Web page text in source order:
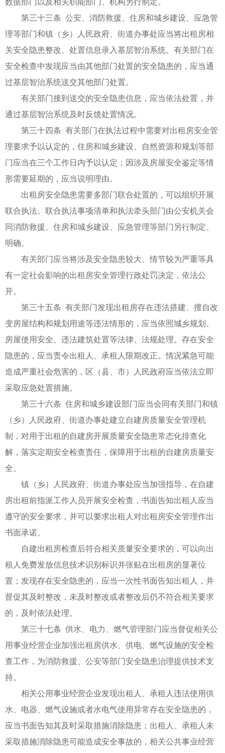
数据部门以及相关职能部门、机构另行制定。
第三十三条 公安、消防救援、住房和城乡建设、应急管
理等部门和镇（乡）人民政府、街道办事处应当将出租房相
关安全隐患整改、处置信息录入基层智治系统。有关部门在
安全检查中发现应当由其他部门处置的安全隐患的，应当通
过基层智治系统送交其他部门处置。
有关部门接到送交的安全隐患信息，应当依法处置，并
通过基层智治系统及时反馈处置情况。
第三十四条 有关部门在执法过程中需要对出租房安全管
理要求予以认定的，住房和城乡建设、自然资源和规划等部
门应当在三个工作日内予以认定；因涉及房屋安全鉴定等情
形需要延期的，应当说明理由。
出租房安全隐患需要多部门联合处置的，可以组织开展
联合执法。联合执法事项清单和执法牵头部门由公安机关会
同消防救援、住房和城乡建设、应急管理等部门另行制定、
明确。
有关部门应当将涉及安全隐患较大、情节较为严重等具
有一定社会影响的出租房安全管理行政处罚决定，依法公
开。
第三十五条 有关部门发现出租房存在违法搭建、擅自改
变房屋结构和规划用途等违法情形的，应当依照城乡规划、
房屋使用安全、违法建筑处置等法律、法规处理。存在安全
隐患的，应当责令出租人、承租人限期改正。情况紧急可能
造成严重社会危害的，区（县、市）人民政府应当依法立即
采取应急处置措施。
第三十六条 住房和城乡建设部门应当会同有关部门和镇
（乡）人民政府、街道办事处建立自建房质量安全管理机
制，对用于出租的自建房开展质量安全隐患常态化排查化
解，落实定期安全检查责任，保障用于出租的自建房质量安
全。
镇（乡）人民政府、街道办事处应当加强指导，在自建
房出租前指派工作人员开展安全检查，书面告知出租人应当
遵守的安全要求，并可以要求出租人对出租房安全管理作出
书面承诺。
自建出租房检查后符合相关质量安全要求的，可以向出
租人免费发放信息技术识别标识并张贴在出租房的显著位
置；发现存在安全隐患的，应当一次性书面告知出租人，并
督促其及时整改，未及时整改或者整改后仍不符合相关要求
的，及时依法处理。
第三十七条 供水、电力、燃气管理部门应当督促相关公
用事业经营企业加强出租房供水、供电、燃气设施的安全检
查工作，为消防救援、公安等部门安全隐患治理提供技术支
持。
相关公用事业经营企业发现出租人、承租人违法使用供
水、电器、燃气设施或者水电气使用异常存在安全隐患的，
应当书面告知其及时采取措施消除隐患；出租人、承租人未
采取措施消除隐患可能造成安全事故的，相关公共事业经营